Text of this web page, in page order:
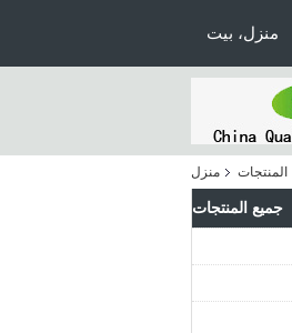
منزل، بيت
منزل المنتجات
جميع المنتجات